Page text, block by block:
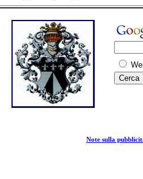
Note sulla